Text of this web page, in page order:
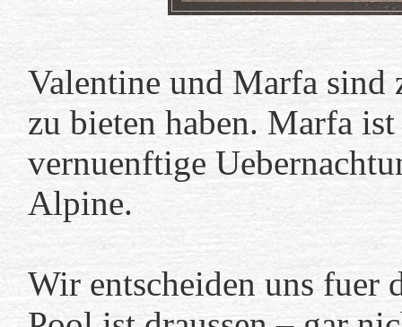
Valentine und Marfa sind
zu bieten haben. Marfa
vernuenftige
Alpine.
Wir entscheiden uns fuer